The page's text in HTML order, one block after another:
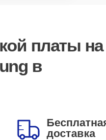
платы на
в
доставка